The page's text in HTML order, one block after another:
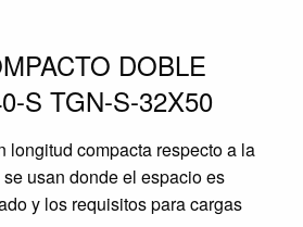
DOBLE
S TGN-S-32X50
longitud compacta respecto a la
usan donde el espacio es
y los requisitos para cargas